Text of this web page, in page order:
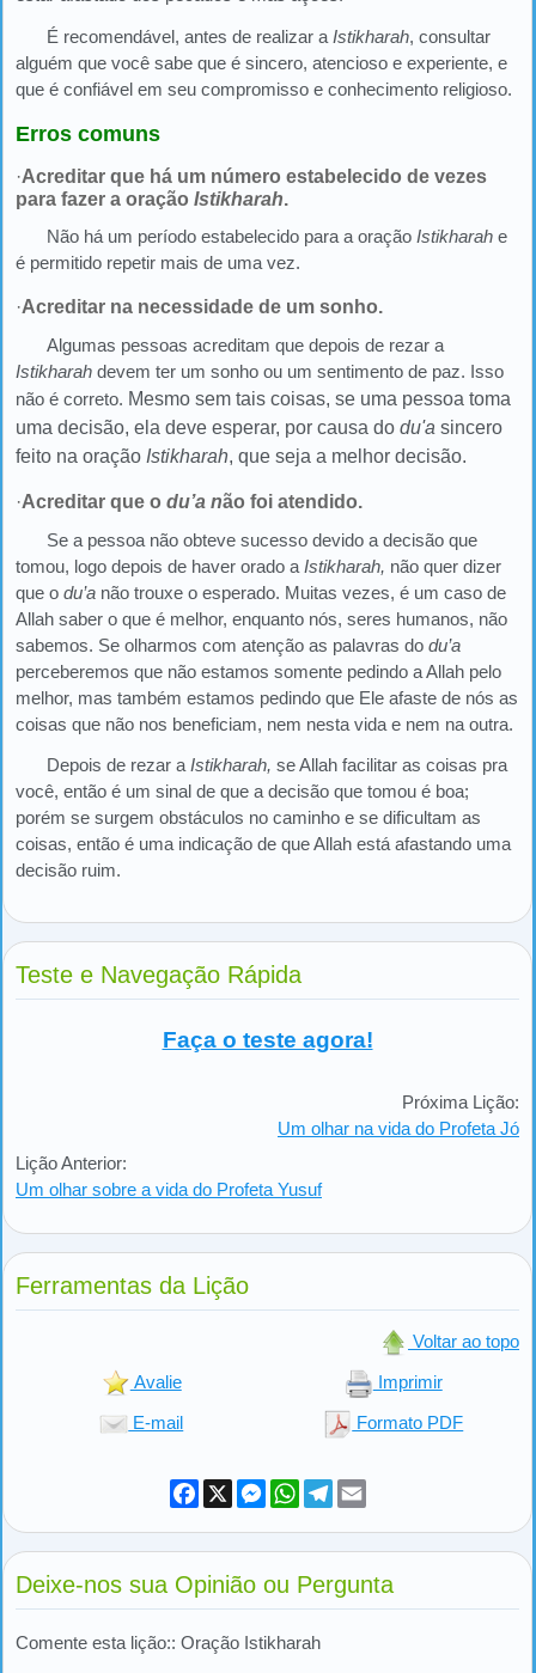
É recomendável, antes de realizar aIstikharah, consultar
alguém que você sabe que é sincero, atencioso e experiente, e
que é confiável em seu compromisso e conhecimento religioso.
Erros comuns
·Acreditar que há um número estabelecido de vezes
para fazer a oração Istikharah.
Não há um período estabelecido para a oraçãoIstikharah e
é permitido repetir mais de uma vez.
·Acreditar na necessidade de um sonho.
Algumas pessoas acreditam que depois de rezar a
Istikharah devem ter um sonho ou um sentimento de paz. Isso
não é correto. Mesmo sem tais coisas, se uma pessoa toma
uma decisão, ela deve esperar, por causa do du'a sincero
feito na oração Istikharah, que seja a melhor decisão.
·Acreditar que o du’a não foi atendido.
Se a pessoa não obteve sucesso devido a decisão que
tomou, logo depois de haver orado a Istikharah, não quer dizer
que o du’a não trouxe o esperado. Muitas vezes, é um caso de
Allah saber o que é melhor, enquanto nós, seres humanos, não
sabemos. Se olharmos com atenção as palavras do du’a
perceberemos que não estamos somente pedindo a Allah pelo
melhor, mas também estamos pedindo que Ele afaste de nós as
coisas que não nos beneficiam, nem nesta vida e nem na outra.
Depois de rezar aIstikharah,se Allah facilitar as coisas pra
você, então é um sinal de que a decisão que tomou é boa;
porém se surgem obstáculos no caminho e se dificultam as
coisas, então é uma indicação de que Allah está afastando uma
decisão ruim.
Teste e Navegação Rápida
Faça o teste agora!
Lição Anterior:
Um olhar sobre a vida do Profeta Yusuf
Próxima Lição:
Um olhar na vida do Profeta Jó
Ferramentas da Lição
Voltar ao topo
Avalie Imprimir
E-mail Formato PDF
Facebook
X Messenger
WhatsApp
Telegram
Deixe-nos sua Opinião ou Pergunta
Comente esta lição:: Oração Istikharah